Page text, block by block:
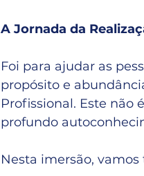
A Jornada da
Foi para ajudar as
propósito e
Profissional. Este não
profundo
Nesta imersão,